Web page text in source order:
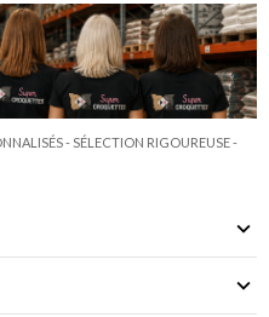
- SÉLECTION RIGOUREUSE -